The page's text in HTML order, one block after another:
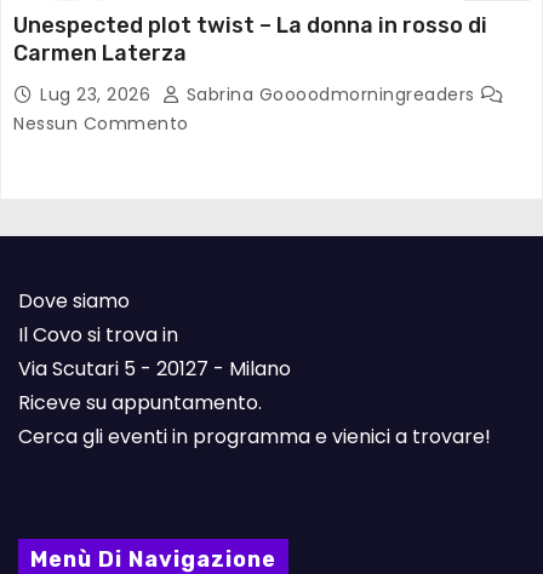
Unespected plot twist – La donna in rosso di
Carmen Laterza
Lug 23, 2026
Sabrina Goooodmorningreaders
Nessun Commento
Dove siamo
Il Covo si trova in
Via Scutari 5 - 20127 - Milano
Riceve su appuntamento.
Cerca gli eventi in programma e vienici a trovare!
Menù Di Navigazione